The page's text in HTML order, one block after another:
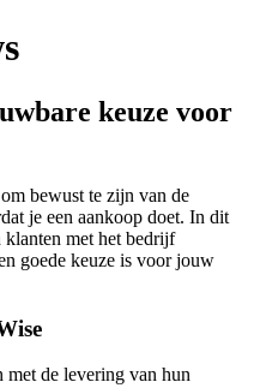
keuze voor
bewust te zijn van de
je een aankoop doet. In dit
met het bedrijf
goede keuze is voor jouw
met de levering van hun